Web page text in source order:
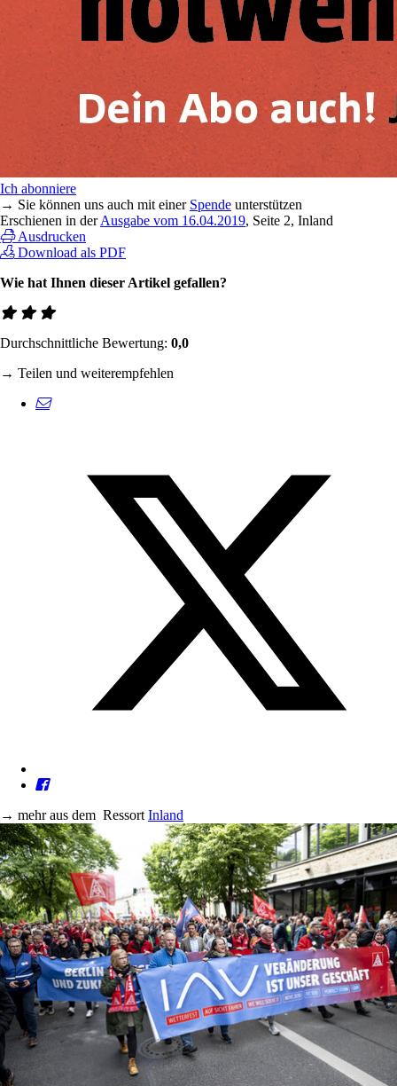
Ich abonniere
→ Sie können uns auch mit einer Spende unterstützen
Erschienen in derAusgabe vom 16.04.2019, Seite 2, Inland
Ausdrucken
Download als PDF
Wie hat Ihnen dieser Artikel gefallen?
Durchschnittliche Bewertung: 0,0
→ Teilen und weiterempfehlen
→ mehr aus dem Ressort Inland